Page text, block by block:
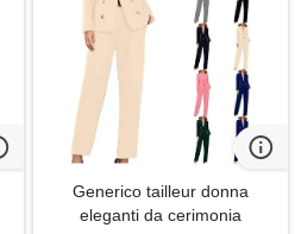
Generico tailleur donna
eleganti da cerimonia